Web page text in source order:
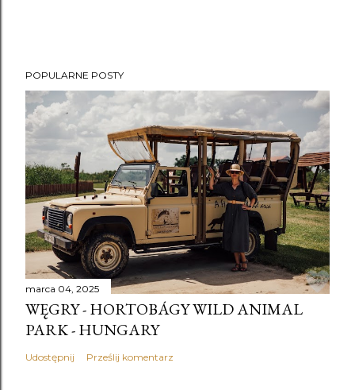
POPULARNE POSTY
marca 04, 2025
WĘGRY - HORTOBÁGY WILD ANIMAL
PARK - HUNGARY
Udostępnij Prześlij komentarz